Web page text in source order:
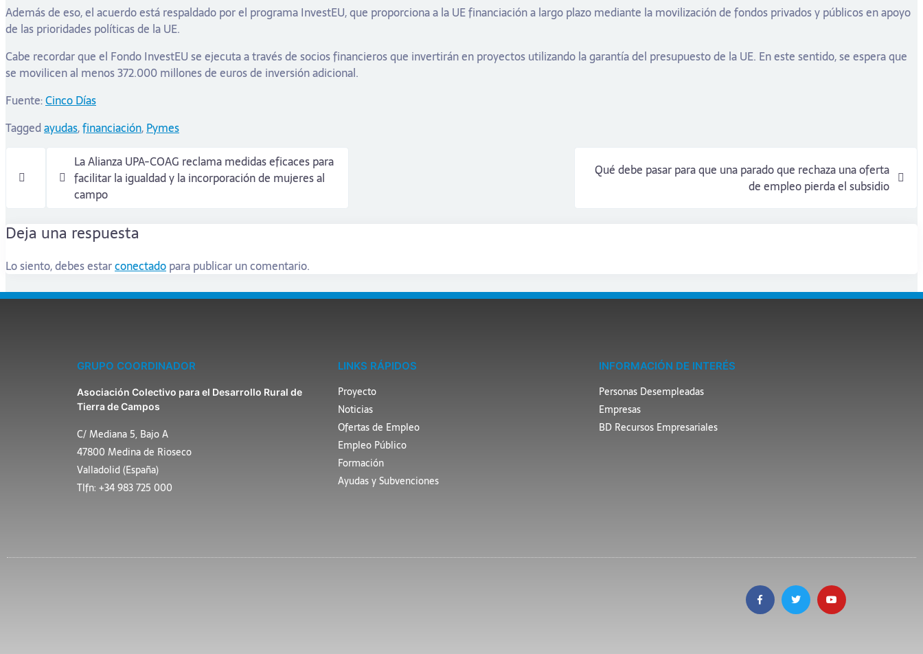
Además de eso, el acuerdo está respaldado por el programa InvestEU, que proporciona a la UE financiación a largo plazo mediante la movilización de fondos privados y públicos en apoyo
de las prioridades políticas de la UE.
Cabe recordar que el Fondo InvestEU se ejecuta a través de socios financieros que invertirán en proyectos utilizando la garantía del presupuesto de la UE. En este sentido, se espera que
se movilicen al menos 372.000 millones de euros de inversión adicional.
Fuente:Cinco Días
Taggedayudas,financiación,Pymes
La Alianza UPA-COAG reclama medidas eficaces para
facilitar la igualdad y la incorporación de mujeres al
campo
Qué debe pasar para que una parado que rechaza una oferta
de empleo pierda el subsidio
Deja una respuesta
Lo siento, debes estarconectadopara publicar un comentario.
GRUPO COORDINADOR
Asociación Colectivo para el Desarrollo Rural de
Tierra de Campos
C/ Mediana 5, Bajo A
47800 Medina de Rioseco
Valladolid (España)
Tlfn: +34 983 725 000
LINKS RÁPIDOS
Proyecto
Noticias
Ofertas de Empleo
Empleo Público
Formación
Ayudas y Subvenciones
INFORMACIÓN DE INTERÉS
Personas Desempleadas
Empresas
BD Recursos Empresariales